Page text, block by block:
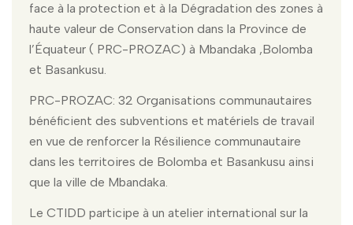
face à la protection et à la Dégradation des zones à
haute valeur de Conservation dans la Province de
l’Équateur ( PRC-PROZAC) à Mbandaka ,Bolomba
et Basankusu.
PRC-PROZAC: 32 Organisations communautaires
bénéficient des subventions et matériels de travail
en vue de renforcer la Résilience communautaire
dans les territoires de Bolomba et Basankusu ainsi
que la ville de Mbandaka.
Le CTIDD participe à un atelier international sur la